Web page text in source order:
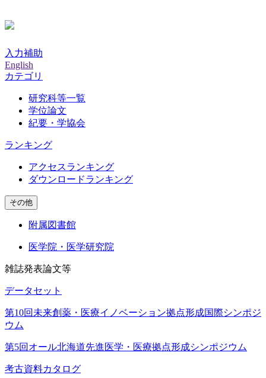
入力補助
English
カテゴリ
研究科等一覧
学位論文
紀要・学協会
ランキング
アクセスランキング
ダウンロードランキング
その他
附属図書館
医学院・医学研究院
雑誌発表論文等
データセット
第10回未来創薬・医療イノベーション拠点形成国際シンポジ
ウム
第5回オール北海道先進医学・医療拠点形成シンポジウム
考古資料カタログ